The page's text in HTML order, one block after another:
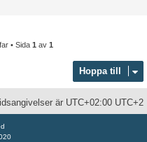
• Sida 1 av 1
Hoppa till
är UTC+02:00 UTC+2